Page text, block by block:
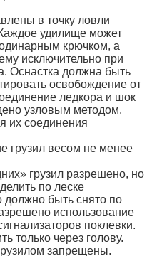
в точку ловли
удилище может
крючком, а
исключительно при
Оснастка должна быть
освобождение от
ледкора и шок
узловым методом.
их соединения
грузил весом не менее
грузил разрешено, но
по леске
должно быть снято по
использование
поклевки.
только через голову.
запрещены.